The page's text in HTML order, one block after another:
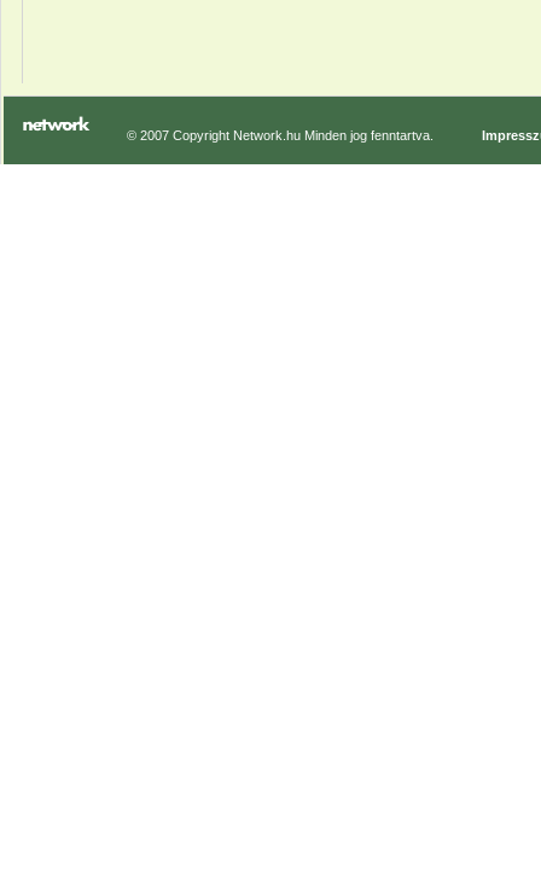
© 2007 Copyright Network.hu Minden jog fenntartva.